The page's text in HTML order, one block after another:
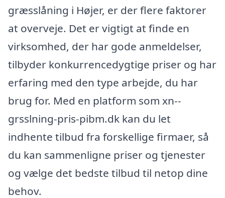
græsslåning i Højer, er der flere faktorer
at overveje. Det er vigtigt at finde en
virksomhed, der har gode anmeldelser,
tilbyder konkurrencedygtige priser og har
erfaring med den type arbejde, du har
brug for. Med en platform som xn--
grsslning-pris-pibm.dk kan du let
indhente tilbud fra forskellige firmaer, så
du kan sammenligne priser og tjenester
og vælge det bedste tilbud til netop dine
behov.